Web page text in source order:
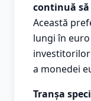
continuă
Această
lungi în
a monedei
Tranșa